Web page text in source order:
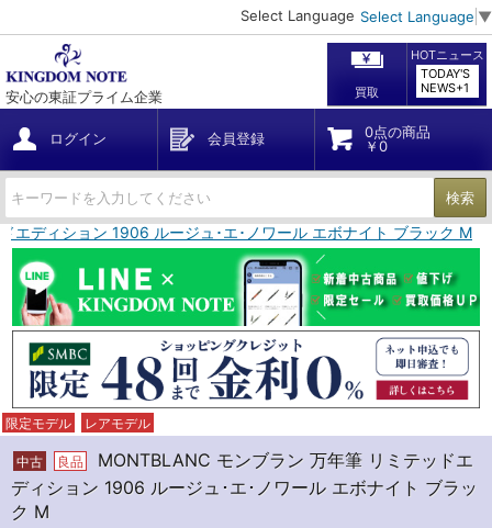
Select Language Select Language ▼
安心の東証プライム企業 買取
HOTニュース
TODAY'S
NEWS+1
ログイン 会員登録
0点の商品
￥0
検索
エディション 1906 ルージュ･エ･ノワール エボナイト ブラック M
限定モデル レアモデル
中古 良品
MONTBLANC モンブラン 万年筆 リミテッドエ
ディション 1906 ルージュ･エ･ノワール エボナイト ブラッ
ク M